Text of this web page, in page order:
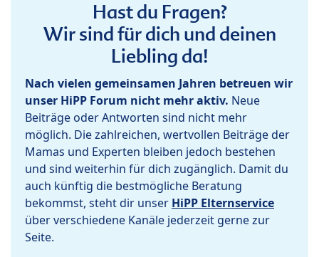
Hast du Fragen?
Wir sind für dich und deinen
Liebling da!
Nach vielen gemeinsamen Jahren betreuen wir
unser HiPP Forum nicht mehr aktiv. Neue
Beiträge oder Antworten sind nicht mehr
möglich. Die zahlreichen, wertvollen Beiträge der
Mamas und Experten bleiben jedoch bestehen
und sind weiterhin für dich zugänglich. Damit du
auch künftig die bestmögliche Beratung
bekommst, steht dir unser HiPP Elternservice
über verschiedene Kanäle jederzeit gerne zur
Seite.